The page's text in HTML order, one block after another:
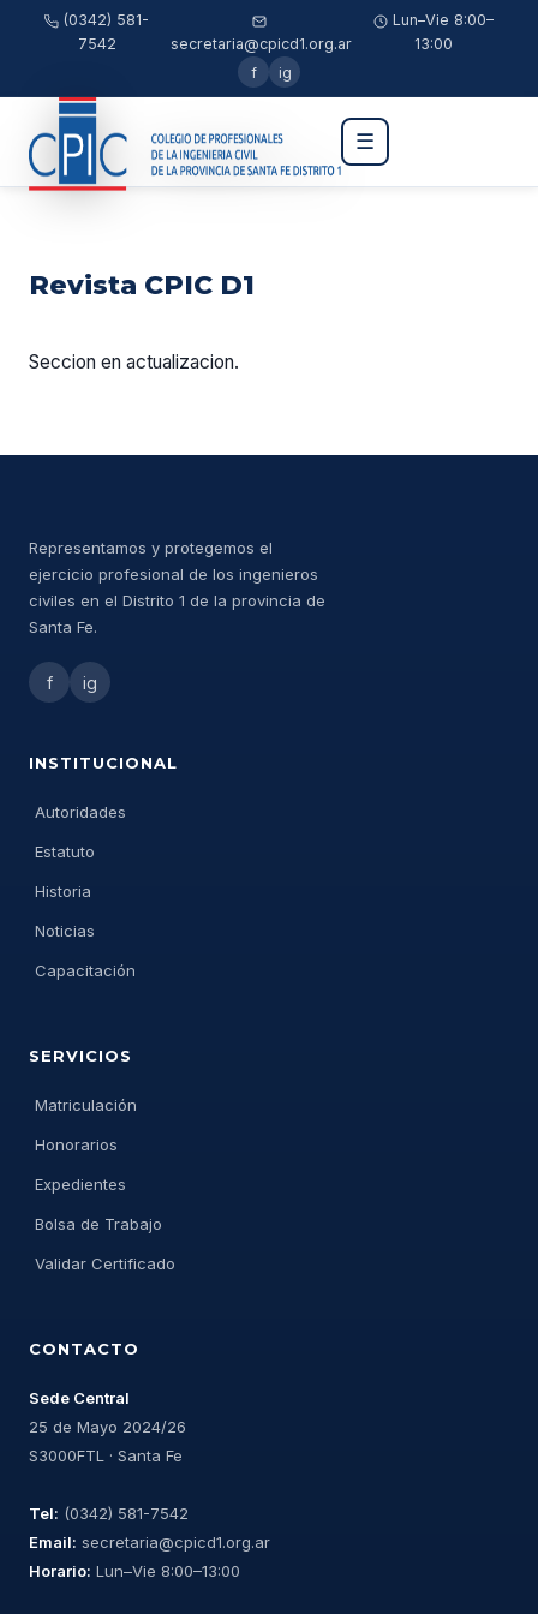
(0342) 581-
7542
secretaria@cpicd1.org.ar
Lun–Vie 8:00–
13:00
f
ig
☰
Revista CPIC D1
Seccion en actualizacion.
Representamos y protegemos el
ejercicio profesional de los ingenieros
civiles en el Distrito 1 de la provincia de
Santa Fe.
f ig
INSTITUCIONAL
Autoridades
Estatuto
Historia
Noticias
Capacitación
SERVICIOS
Matriculación
Honorarios
Expedientes
Bolsa de Trabajo
Validar Certificado
CONTACTO
Sede Central
25 de Mayo 2024/26
S3000FTL · Santa Fe
Tel: (0342) 581-7542
Email: secretaria@cpicd1.org.ar
Horario: Lun–Vie 8:00–13:00